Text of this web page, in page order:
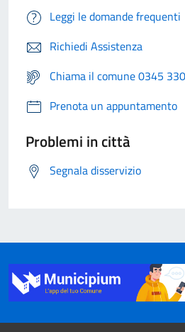
Leggi le domande frequenti
Richiedi Assistenza
Chiama il comune 0345
Prenota un appuntamento
Problemi in città
Segnala disservizio